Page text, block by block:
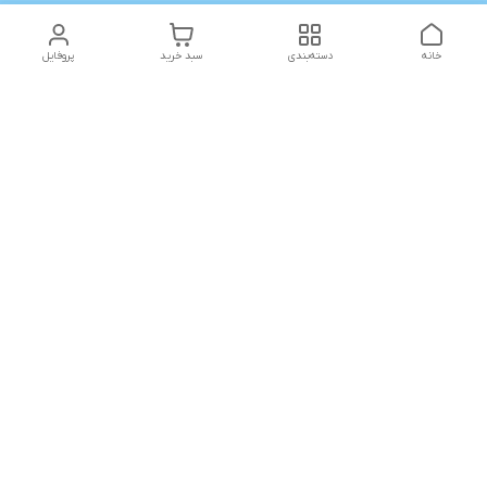
پروفایل سبد خرید دسته‌بندی خانه